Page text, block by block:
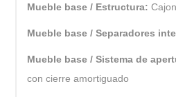
Mueble base / Estructura:
Mueble base / Separadores
Mueble base / Sistema de
con cierre amortiguado